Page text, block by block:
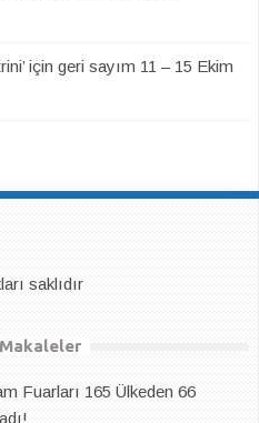
için geri sayım 11 – 15 Ekim
saklıdır
Fuarları 165 Ülkeden 66